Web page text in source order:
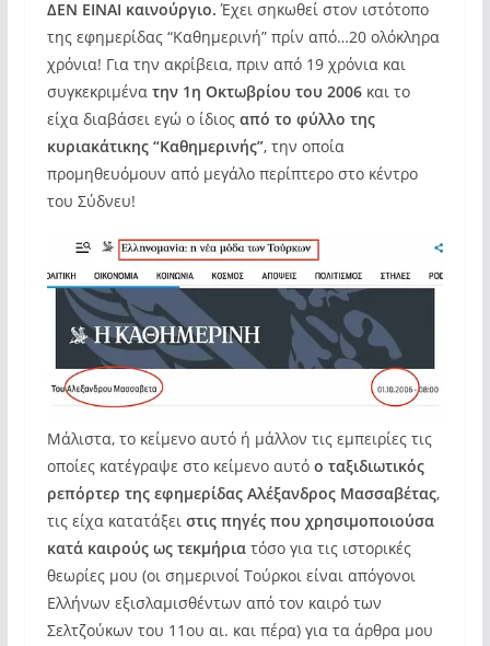
ΔΕΝ ΕΙΝΑΙ καινούργιο. Έχει σηκωθεί στον ιστότοπο
της εφημερίδας “Καθημερινή” πρίν από…20 ολόκληρα
χρόνια! Για την ακρίβεια, πριν από 19 χρόνια και
συγκεκριμένα την 1η Οκτωβρίου του 2006και το
είχα διαβάσει εγώ ο ίδιος από το φύλλο της
κυριακάτικης “Καθημερινής”, την οποία
προμηθευόμουν από μεγάλο περίπτερο στο κέντρο
του Σύδνευ!
Μάλιστα, το κείμενο αυτό ή μάλλον τις εμπειρίες τις
οποίες κατέγραψε στο κείμενο αυτό ο ταξιδιωτικός
ρεπόρτερ της εφημερίδας Αλέξανδρος Μασσαβέτας,
τις είχα κατατάξει στις πηγές που χρησιμοποιούσα
κατά καιρούς ως τεκμήριατόσο για τις ιστορικές
θεωρίες μου (οι σημερινοί Τούρκοι είναι απόγονοι
Ελλήνων εξισλαμισθέντων από τον καιρό των
Σελτζούκων του 11ου αι. και πέρα) για τα άρθρα μου